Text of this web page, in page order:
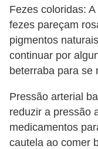
Fezes coloridas:
fezes pareçam
pigmentos
continuar por
beterraba para se
Pressão arterial
reduzir a pressão
medicamentos
cautela ao comer